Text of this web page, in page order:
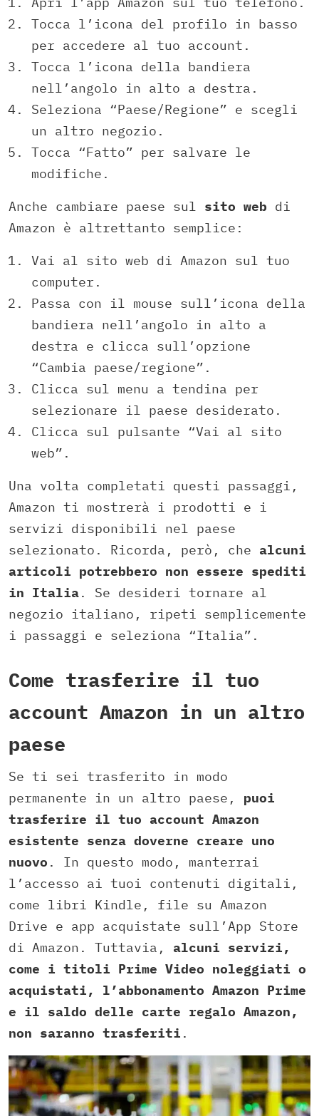
Tocca l’icona del profilo in basso
per accedere al tuo account.
Tocca l’icona della bandiera
nell’angolo in alto a destra.
Seleziona “Paese/Regione” e scegli
un altro negozio.
Tocca “Fatto” per salvare le
modifiche.
Anche cambiare paese sul sito web di
Amazon è altrettanto semplice:
Vai al sito web di Amazon sul tuo
computer.
Passa con il mouse sull’icona della
bandiera nell’angolo in alto a
destra e clicca sull’opzione
“Cambia paese/regione”.
Clicca sul menu a tendina per
selezionare il paese desiderato.
Clicca sul pulsante “Vai al sito
web”.
Una volta completati questi passaggi,
Amazon ti mostrerà i prodotti e i
servizi disponibili nel paese
selezionato. Ricorda, però, che alcuni
articoli potrebbero non essere spediti
in Italia. Se desideri tornare al
negozio italiano, ripeti semplicemente
i passaggi e seleziona “Italia”.
Come trasferire il tuo
account Amazon in un altro
paese
Se ti sei trasferito in modo
permanente in un altro paese, puoi
trasferire il tuo account Amazon
esistente senza doverne creare uno
nuovo . In questo modo, manterrai
l’accesso ai tuoi contenuti digitali,
come libri Kindle, file su Amazon
Drive e app acquistate sull’App Store
di Amazon. Tuttavia, alcuni servizi,
come i titoli Prime Video noleggiati o
acquistati, l’abbonamento Amazon Prime
e il saldo delle carte regalo Amazon,
non saranno trasferiti .